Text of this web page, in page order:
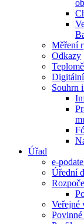
Měření
Odkazy
Souhrn
Úřad
e-
Úřední
Veřejné